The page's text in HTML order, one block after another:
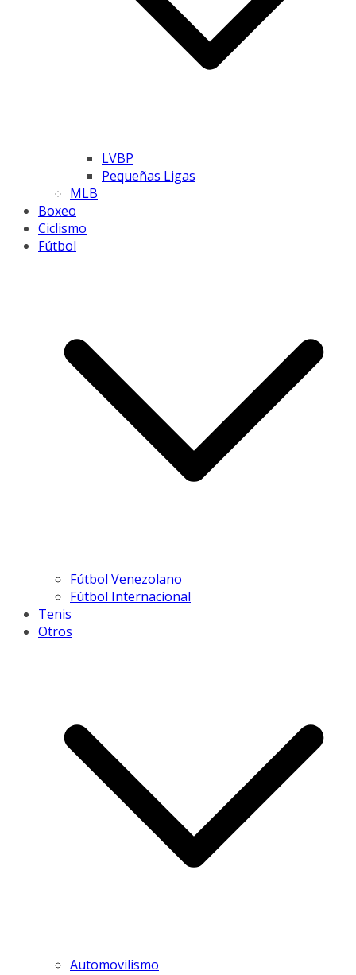
LVBP
Pequeñas Ligas
MLB
Boxeo
Ciclismo
Fútbol
Fútbol Venezolano
Fútbol Internacional
Tenis
Otros
Automovilismo